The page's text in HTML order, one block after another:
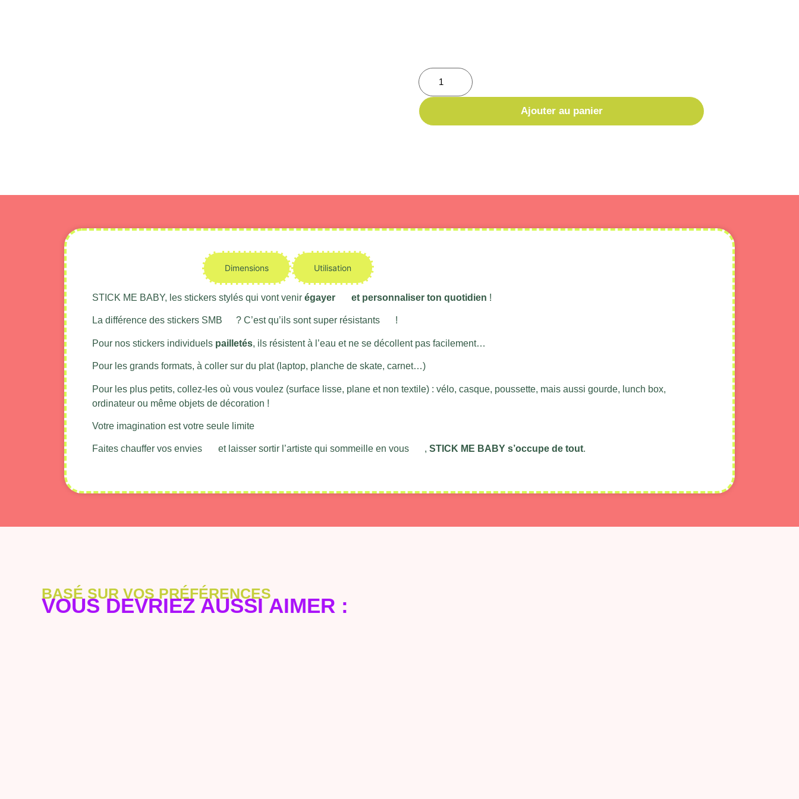
Ajouter au panier
Dimensions Utilisation
STICK ME BABY, les stickers stylés qui vont venirégayer et personnaliser ton quotidien !
La différence des stickers SMB ? C’est qu’ils sont super résistants !
Pour nos stickers individuels pailletés, ils résistent à l’eau et ne se décollent pas facilement…
Pour les grands formats, à coller sur du plat (laptop, planche de skate, carnet…)
Pour les plus petits, collez-les où vous voulez (surface lisse, plane et non textile) : vélo, casque, poussette, mais aussi gourde, lunch box,
ordinateur ou même objets de décoration !
Votre imagination est votre seule limite
Faites chauffer vos envies et laisser sortir l’artiste qui sommeille en vous , STICK ME BABY s’occupe de tout.
BASÉ SUR VOS PRÉFÉRENCES
VOUS DEVRIEZ AUSSI AIMER :